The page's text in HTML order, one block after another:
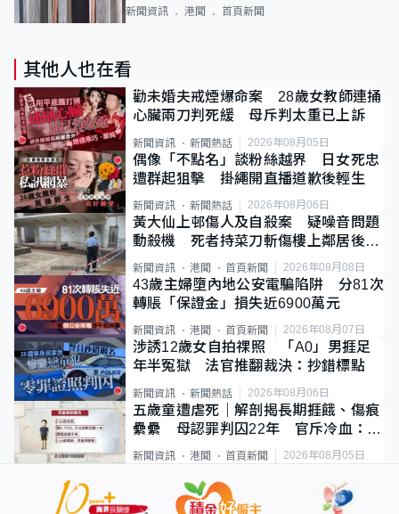
新聞資訊 港聞 首頁新聞
其他人也在看
勸未婚夫戒煙爆命案 28歲女教師連捅
心臟兩刀判死緩 母斥判太重已上訴
新聞資訊 新聞熱話 2026年08月05日
偶像「不點名」談粉絲越界 日女死忠
遭群起狙擊 掛繩開直播道歉後輕生
新聞資訊 新聞熱話 2026年08月06日
黃大仙上邨傷人及自殺案 疑噪音問題
動殺機 死者持菜刀斬傷樓上鄰居後墮
斃
新聞資訊 港聞 首頁新聞 2026年08月08日
43歲主婦墮內地公安電騙陷阱 分81次
轉賬「保證金」損失近6900萬元
新聞資訊 港聞 首頁新聞 2026年08月07日
涉誘12歲女自拍祼照 「A0」男捱足
年半冤獄 法官推翻裁決：抄錯標點
新聞資訊 新聞熱話 2026年08月06日
五歲童遭虐死｜解剖揭長期捱餓、傷痕
纍纍 母認罪判囚22年 官斥冷血：同
類案最惡劣
新聞資訊 港聞 首頁新聞 2026年08月05日